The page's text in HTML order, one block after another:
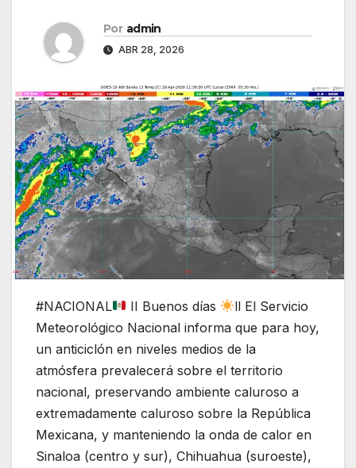
Por admin
ABR 28, 2026
#NACIONAL II Buenos días
ll El Servicio
Meteorológico Nacional informa que para hoy,
un anticiclón en niveles medios de la
atmósfera prevalecerá sobre el territorio
nacional, preservando ambiente caluroso a
extremadamente caluroso sobre la República
Mexicana, y manteniendo la onda de calor en
Sinaloa (centro y sur), Chihuahua (suroeste),